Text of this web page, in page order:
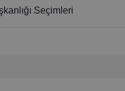
Seçimleri